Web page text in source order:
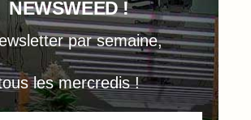
NEWSWEED !
par semaine,
les mercredis !